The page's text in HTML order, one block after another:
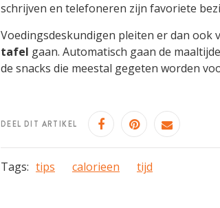
schrijven en telefoneren zijn favoriete
Voedingsdeskundigen pleiten er dan ook
tafel gaan. Automatisch gaan de
de snacks die meestal gegeten worden
DEEL DIT ARTIKEL
Tags: tips calorieen tijd